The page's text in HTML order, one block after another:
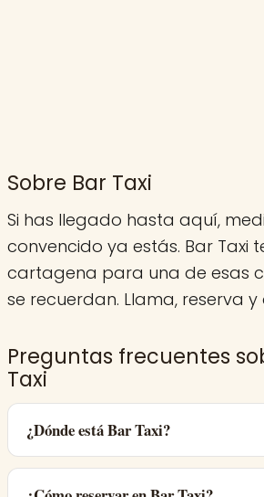
Sobre Bar Taxi
Si has llegado hasta aquí,
convencido ya estás. Bar Taxi
cartagena para una de esas
se recuerdan. Llama, reserva
Preguntas frecuentes
Taxi
¿Dónde está Bar Taxi?